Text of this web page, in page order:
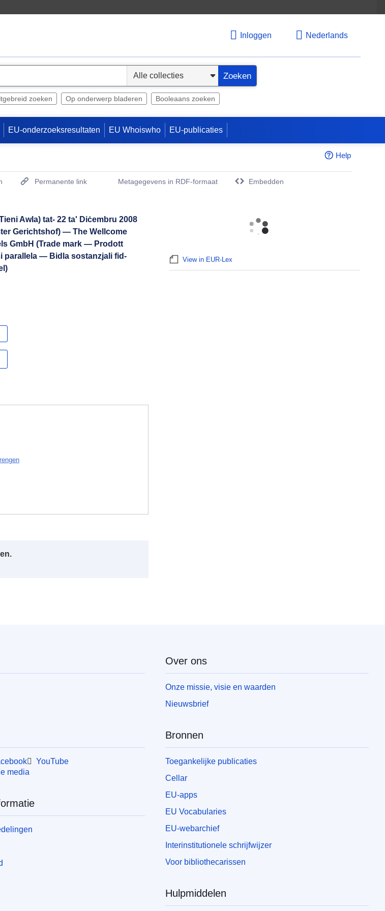
Inloggen Nederlands
Zoeken
zoeken Op onderwerp bladeren Booleaans zoeken
EU-onderzoeksresultaten EU Whoiswho EU-publicaties
Help
Permanente link
Metagegevens in RDF-formaat
Embedden
Awla) tat- 22 ta' Diċembru 2008
Gerichtshof) — The Wellcome
GmbH (Trade mark — Prodott
— Bidla sostanzjali fid-
View in EUR-Lex
YouTube
media
Over ons
Onze missie, visie en waarden
Nieuwsbrief
Bronnen
Toegankelijke publicaties
Cellar
EU-apps
EU Vocabularies
EU-webarchief
Interinstitutionele schrijfwijzer
Voor bibliothecarissen
Hulpmiddelen